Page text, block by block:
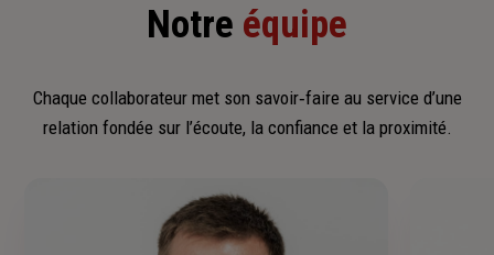
Notre équipe
Chaque collaborateur met son savoir‑faire au service d’une
relation fondée sur l’écoute, la confiance et la proximité.